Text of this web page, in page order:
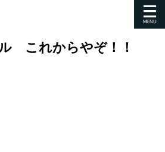
これからやぞ！！